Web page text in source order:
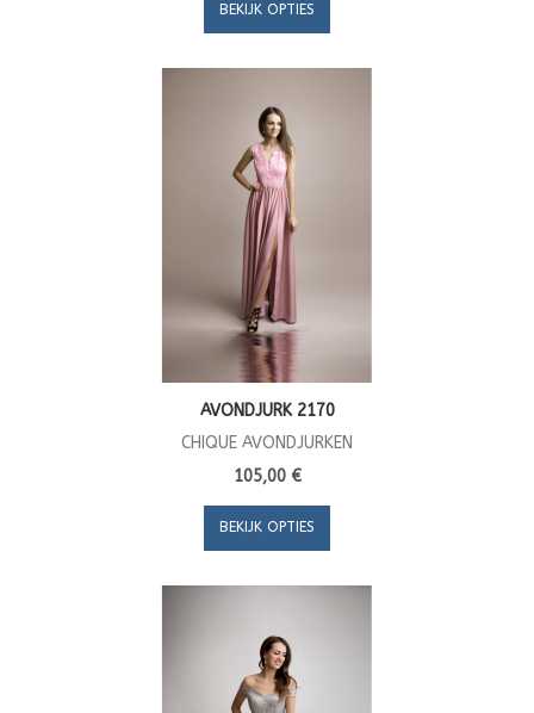
BEKIJK OPTIES
AVONDJURK 2170
CHIQUE AVONDJURKEN
105,00 €
BEKIJK OPTIES